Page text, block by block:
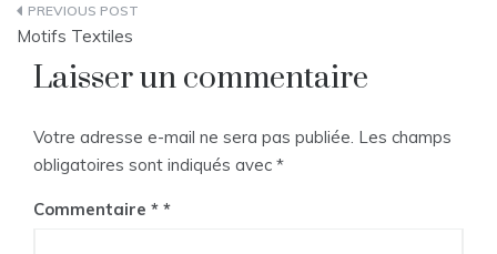
Navigation
de
Motifs Textiles
Laisser un commentaire
Votre adresse e-mail ne sera pas publiée. Les champs
obligatoires sont indiqués avec *
Commentaire *